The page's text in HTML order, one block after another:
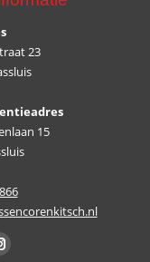
23
15